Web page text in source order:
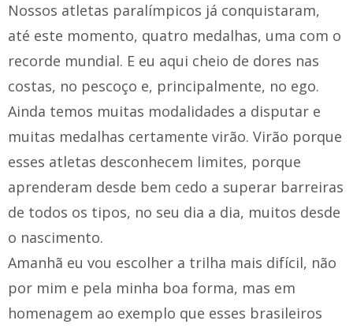
Nossos atletas paralímpicos já conquistaram,
até este momento, quatro medalhas, uma com o
recorde mundial. E eu aqui cheio de dores nas
costas, no pescoço e, principalmente, no ego.
Ainda temos muitas modalidades a disputar e
muitas medalhas certamente virão. Virão porque
esses atletas desconhecem limites, porque
aprenderam desde bem cedo a superar barreiras
de todos os tipos, no seu dia a dia, muitos desde
o nascimento.
Amanhã eu vou escolher a trilha mais difícil, não
por mim e pela minha boa forma, mas em
homenagem ao exemplo que esses brasileiros